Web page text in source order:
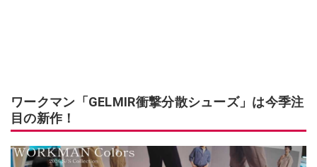
ワークマン「GELMIR衝撃分散シューズ」は今季注
目の新作！